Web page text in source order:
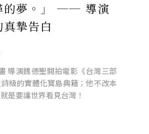
的夢。」 ── 導演
摯告白
導演魏德聖開拍電影《台灣三部
級的實體化寶島典籍；他不改本
是要讓世界看見台灣！